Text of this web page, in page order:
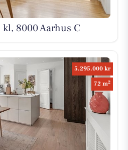
8000 Aarhus C
5.295.000 kr
72 m2